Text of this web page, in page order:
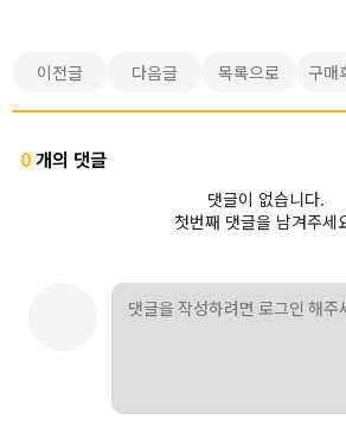
이전글 다음글 목록으로 구매
0개의 댓글
댓글이 없습니다.
첫번째 댓글을 남겨주세